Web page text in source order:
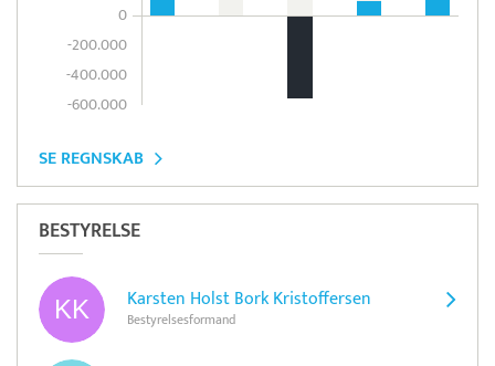
0
-200.000
-400.000
-600.000
SE REGNSKAB
BESTYRELSE
Karsten Holst Bork Kristoffersen
Bestyrelsesformand